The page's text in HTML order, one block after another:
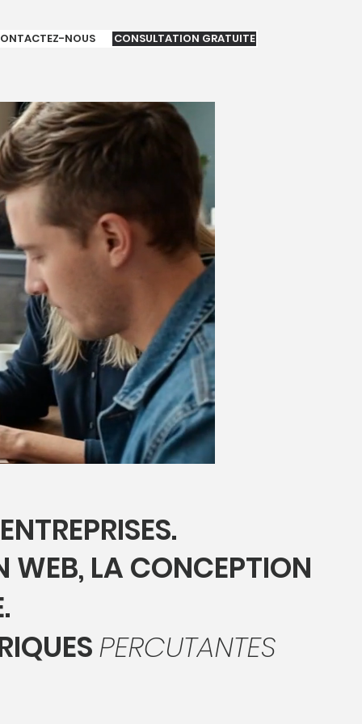
NOUS CONSULTATION GRATUITE
WEB, LA CONCEPTION
PERCUTANTES